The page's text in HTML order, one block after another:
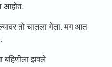
आहोत.
तो चालला गेला. मग आत
बहिणीला झवले